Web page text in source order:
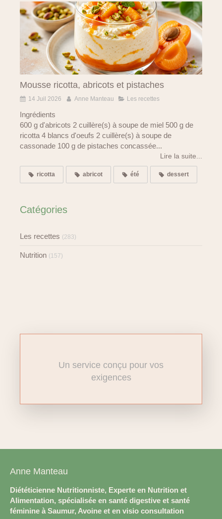
Mousse ricotta, abricots et pistaches
14 Juil 2026 Anne Manteau Les recettes
Ingrédients
600 g d'abricots 2 cuillère(s) à soupe de miel 500 g de
ricotta 4 blancs d'oeufs 2 cuillère(s) à soupe de
cassonade 100 g de pistaches concassée...
Lire la suite...
ricotta abricot été dessert
Catégories
Les recettes (283)
Nutrition (157)
Un service conçu pour vos
exigences
Anne Manteau
Diététicienne Nutritionniste, Experte en Nutrition et
Alimentation, spécialisée en santé digestive et santé
féminine à Saumur, Avoine et en visio consultation